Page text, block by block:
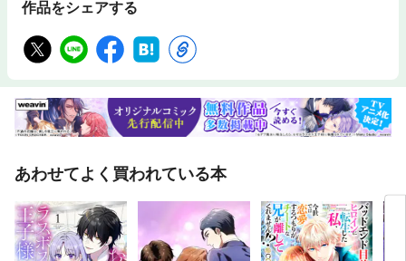
作品をシェアする
あわせてよく買われている本